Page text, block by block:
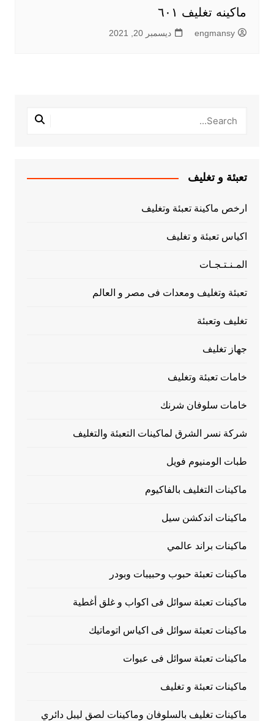
ماكينه تغليف ٦٠١
engmansy ديسمبر 20, 2021
تعبئة و تغليف
ارخص ماكينة تعبئة وتغليف
اكياس تعبئة و تغليف
المـنـتـجـات
تعبئة وتغليف ومعدات فى مصر و العالم
تغليف وتعبئة
جهاز تغليف
خامات تعبئة وتغليف
خامات سلوفان شرنك
شركة نسر الشرق لماكينات التعبئة والتغليف
طبات الومنيوم فويل
ماكينات التغليف بالفاكيوم
ماكينات اندكشن سيل
ماكينات براند عالمي
ماكينات تعبئة حبوب وحبيبات وبودر
ماكينات تعبئة سوائل فى اكواب و غلق أغطية
ماكينات تعبئة سوائل فى اكياس اتوماتيك
ماكينات تعبئة سوائل فى عبوات
ماكينات تعبئة و تغليف
ماكينات تغليف بالسلوفان وماكينات لصق ليبل دائري